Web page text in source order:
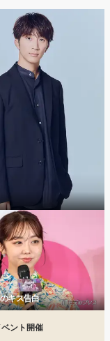
キス告白
ント開催